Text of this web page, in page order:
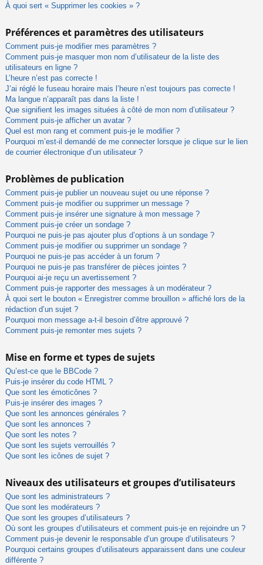
À quoi sert « Supprimer les cookies » ?
Préférences et paramètres des utilisateurs
Comment puis-je modifier mes paramètres ?
Comment puis-je masquer mon nom d’utilisateur de la liste des
utilisateurs en ligne ?
L’heure n’est pas correcte !
J’ai réglé le fuseau horaire mais l’heure n’est toujours pas correcte !
Ma langue n’apparaît pas dans la liste !
Que signifient les images situées à côté de mon nom d’utilisateur ?
Comment puis-je afficher un avatar ?
Quel est mon rang et comment puis-je le modifier ?
Pourquoi m’est-il demandé de me connecter lorsque je clique sur le lien
de courrier électronique d’un utilisateur ?
Problèmes de publication
Comment puis-je publier un nouveau sujet ou une réponse ?
Comment puis-je modifier ou supprimer un message ?
Comment puis-je insérer une signature à mon message ?
Comment puis-je créer un sondage ?
Pourquoi ne puis-je pas ajouter plus d’options à un sondage ?
Comment puis-je modifier ou supprimer un sondage ?
Pourquoi ne puis-je pas accéder à un forum ?
Pourquoi ne puis-je pas transférer de pièces jointes ?
Pourquoi ai-je reçu un avertissement ?
Comment puis-je rapporter des messages à un modérateur ?
À quoi sert le bouton « Enregistrer comme brouillon » affiché lors de la
rédaction d’un sujet ?
Pourquoi mon message a-t-il besoin d’être approuvé ?
Comment puis-je remonter mes sujets ?
Mise en forme et types de sujets
Qu’est-ce que le BBCode ?
Puis-je insérer du code HTML ?
Que sont les émoticônes ?
Puis-je insérer des images ?
Que sont les annonces générales ?
Que sont les annonces ?
Que sont les notes ?
Que sont les sujets verrouillés ?
Que sont les icônes de sujet ?
Niveaux des utilisateurs et groupes d’utilisateurs
Que sont les administrateurs ?
Que sont les modérateurs ?
Que sont les groupes d’utilisateurs ?
Où sont les groupes d’utilisateurs et comment puis-je en rejoindre un ?
Comment puis-je devenir le responsable d’un groupe d’utilisateurs ?
Pourquoi certains groupes d’utilisateurs apparaissent dans une couleur
différente ?